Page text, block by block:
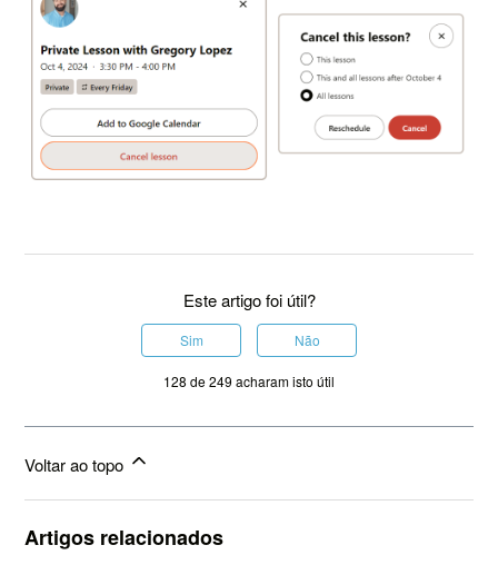
Este artigo foi útil?
Sim Não
128 de 249 acharam isto útil
Voltar ao topo
Artigos relacionados